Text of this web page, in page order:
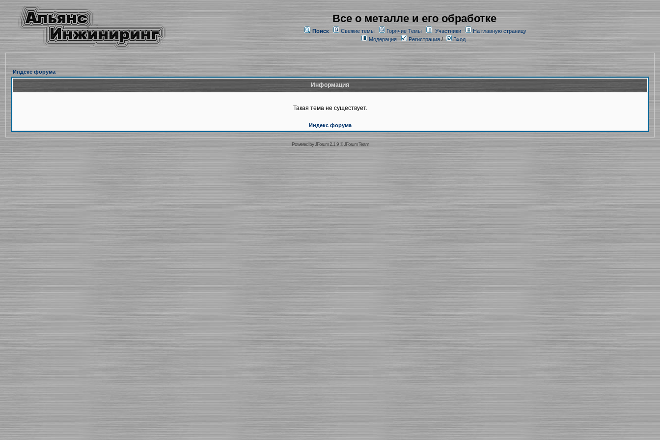
Все о металле и его обработке
Поиск Свежие темы Горячие Темы Участники
На главную страницу
Модерация
Регистрация/ Вход
Индекс форума
Информация
Такая тема не существует.
Индекс форума
Powered byJForum 2.1.9©JForum Team